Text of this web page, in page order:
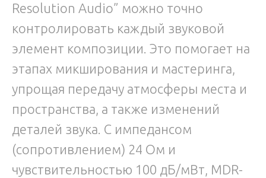
Resolution Audio” можно точно
контролировать каждый звуковой
элемент композиции. Это помогает на
этапах микширования и мастеринга,
упрощая передачу атмосферы места и
пространства, а также изменений
деталей звука. С импедансом
(сопротивлением) 24 Ом и
чувствительностью 100 дБ/мВт, MDR-